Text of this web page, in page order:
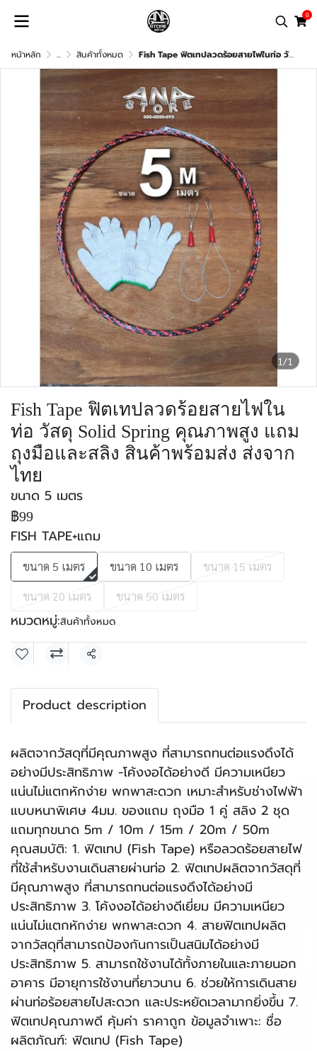
0
หน้าหลัก ... สินค้าทั้งหมด Fish Tape ฟิตเทปลวดร้อยสายไฟในท่อ วัสดุ Solid Spring คุณภาพสูง แถมถุงมือและสลิง สินค้าพร้อมส่ง ส่งจากไทย
1/1
Fish Tape ฟิตเทปลวดร้อยสายไฟใน
ท่อ วัสดุ Solid Spring คุณภาพสูง แถม
ถุงมือและสลิง สินค้าพร้อมส่ง ส่งจาก
ไทย
ขนาด 5 เมตร
฿99
FISH TAPE+แถม
ขนาด 5 เมตร ขนาด 10 เมตร
ขนาด 15 เมตร
ขนาด 20 เมตร
ขนาด 50 เมตร
หมวดหมู่:สินค้าทั้งหมด
แชร์
Product description
ผลิตจากวัสดุที่มีคุณภาพสูง ที่สามารถทนต่อแรงดึงได้
อย่างมีประสิทธิภาพ -โค้งงอได้อย่างดี มีความเหนียว
แน่นไม่แตกหักง่าย พกพาสะดวก เหมาะสำหรับช่างไฟฟ้า
แบบหนาพิเศษ 4มม. ของแถม ถุงมือ 1 คู่ สลิง 2 ชุด
แถมทุกขนาด 5m / 10m / 15m / 20m / 50m
คุณสมบัติ: 1. ฟิตเทป (Fish Tape) หรือลวดร้อยสายไฟ
ที่ใช้สำหรับงานเดินสายผ่านท่อ 2. ฟิตเทปผลิตจากวัสดุที่
มีคุณภาพสูง ที่สามารถทนต่อแรงดึงได้อย่างมี
ประสิทธิภาพ 3. โค้งงอได้อย่างดีเยี่ยม มีความเหนียว
แน่นไม่แตกหักง่าย พกพาสะดวก 4. สายฟิตเทปผลิต
จากวัสดุที่สามารถป้องกันการเป็นสนิมได้อย่างมี
ประสิทธิภาพ 5. สามารถใช้งานได้ทั้งภายในและภายนอก
อาคาร มีอายุการใช้งานที่ยาวนาน 6. ช่วยให้การเดินสาย
ผ่านท่อร้อยสายไปสะดวก และประหยัดเวลามากยิ่งขึ้น 7.
ฟิตเทปคุณภาพดี คุ้มค่า ราคาถูก ข้อมูลจำเพาะ: ชื่อ
ผลิตภัณฑ์: ฟิตเทป (Fish Tape)